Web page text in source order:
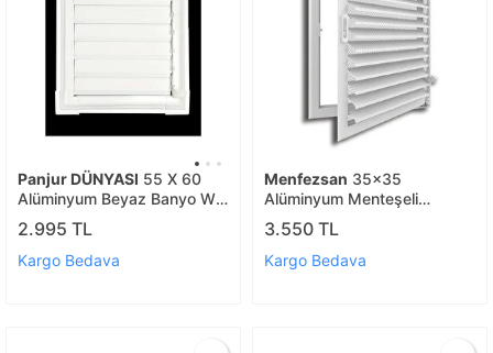
Panjur DÜNYASI 55 X 60
Alüminyum Beyaz Banyo Wc
Havalandırma Panjur Menfez
Beyaz
2.995 TL
Kargo Bedava
Menfezsan 35x35
Alüminyum Menteşeli
Menfez
3.550 TL
Kargo Bedava